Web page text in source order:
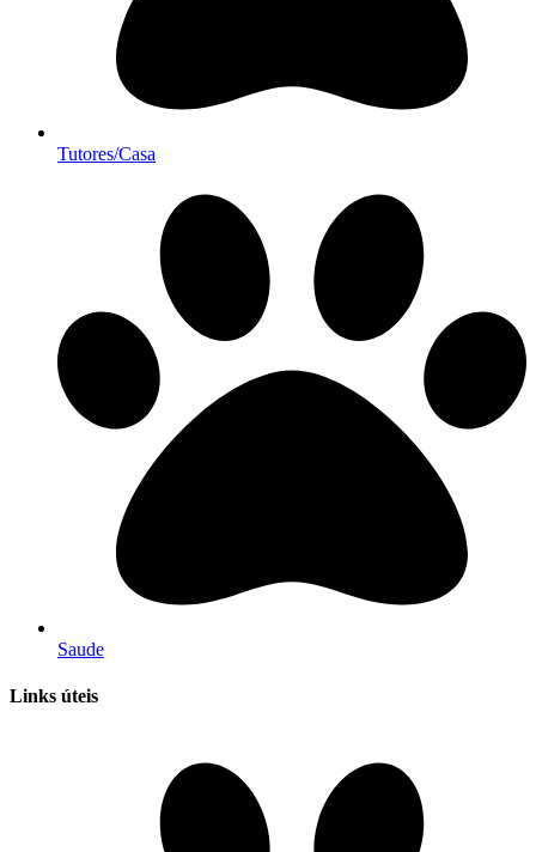
Tutores/Casa
Saude
Links úteis